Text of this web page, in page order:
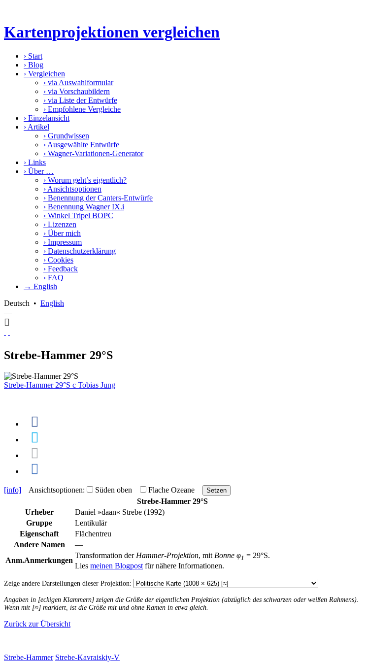
Kartenprojektionen vergleichen
› Start
› Blog
› Vergleichen
› via Auswahlformular
› via Vorschaubildern
› via Liste der Entwürfe
› Empfohlene Vergleiche
› Einzelansicht
› Artikel
› Grundwissen
› Ausgewählte Entwürfe
› Wagner-Variationen-Generator
› Links
› Über …
› Worum geht’s eigentlich?
› Ansichtsoptionen
› Benennung der Canters-Entwürfe
› Benennung Wagner IX.i
› Winkel Tripel BOPC
› Lizenzen
› Über mich
› Impressum
› Datenschutzerklärung
› Cookies
› Feedback
› FAQ
→ English
Deutsch • English
—
Strebe-Hammer 29°S
Strebe-Hammer 29°S c Tobias Jung
[info] Ansichtsoptionen: Süden oben Flache Ozeane Setzen
Strebe-Hammer 29°S
Urheber
Daniel »daan« Strebe (1992)
Gruppe
Lentikulär
Eigenschaft
Flächentreu
Andere Namen
—
Anm.Anmerkungen
Transformation der Hammer-Projektion, mit Bonne φ1 = 29°S.
Lies meinen Blogpost für nähere Informationen.
Zeige andere Darstellungen dieser Projektion:
Angaben in [eckigen Klammern] zeigen die Größe der eigentlichen Projektion (abzüglich des schwarzen oder weißen Rahmens).
Wenn mit [≈] markiert, ist die Größe mit und ohne Ramen in etwa gleich.
Zurück zur Übersicht
Strebe-Hammer Strebe-Kavraiskiy-V